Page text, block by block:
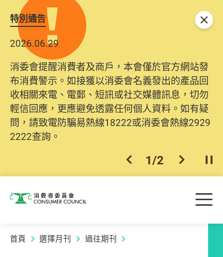
特別通告
2026.06.29
消委會提醒消費者及商戶，本會僅於官方網站發
布消費警示。如接獲以消委會名義發出的產品回
收相關來電、電郵、短訊或社交媒體訊息，切勿
輕信回應，更應避免透露任何個人資料。如有疑
問，請致電防騙易熱線18222或消委會熱線2929
2222查詢。
上一個
1/2 下一個開
關閉
消費者委員會 目
首頁 選擇月刊 過往期刊